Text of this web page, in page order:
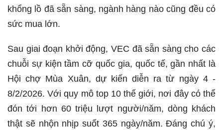
khổng lồ đã sẵn sàng, ngành hàng nào cũng đều có
sức mua lớn.
Sau giai đoạn khởi động, VEC đã sẵn sàng cho các
chuỗi sự kiện tầm cỡ quốc gia, quốc tế, gần nhất là
Hội chợ Mùa Xuân, dự kiến diễn ra từ ngày 4 -
8/2/2026. Với quy mô top 10 thế giới, nơi đây có thể
đón tới hơn 60 triệu lượt người/năm, dòng khách
thật sẽ nhộn nhịp suốt 365 ngày/năm. Đáng chú ý,